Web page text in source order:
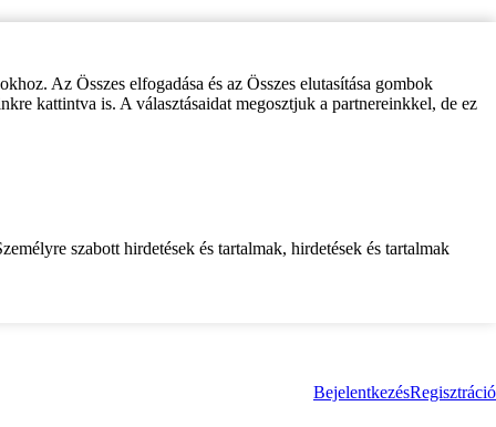
Az Összes elfogadása és az Összes elutasítása gombok
kattintva is. A választásaidat megosztjuk a partnereinkkel, de ez
szabott hirdetések és tartalmak, hirdetések és tartalmak
BejelentkezésRegisztráció